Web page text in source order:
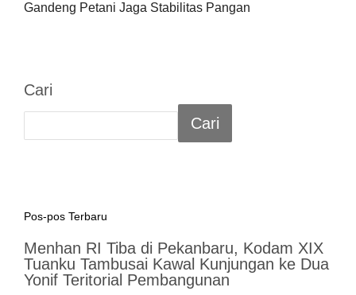
Gandeng Petani Jaga Stabilitas Pangan
Cari
Cari
Pos-pos Terbaru
Menhan RI Tiba di Pekanbaru, Kodam XIX
Tuanku Tambusai Kawal Kunjungan ke Dua
Yonif Teritorial Pembangunan